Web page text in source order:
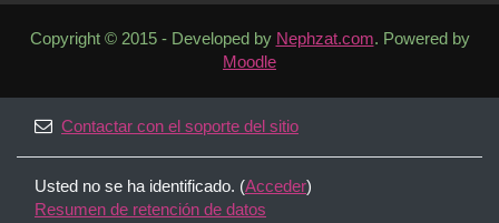
Copyright © 2015 - Developed by Nephzat.com. Powered by
Moodle
Contactar con el soporte del sitio
Usted no se ha identificado. (Acceder)
Resumen de retención de datos